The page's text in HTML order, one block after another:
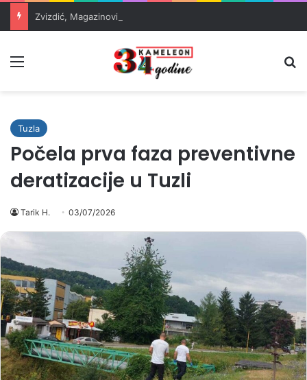
Tuzla
Počela prva faza preventivne
deratizacije u Tuzli
Tarik H. 03/07/2026